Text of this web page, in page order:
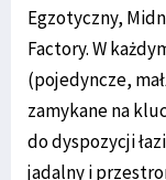
Egzotyczny,
Factory. W
(pojedyncze,
zamykane na
do dyspozycji
jadalny i